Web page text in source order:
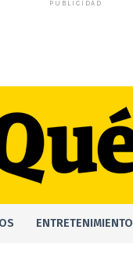
PUBLICIDAD
ENTRETENIMIENTO